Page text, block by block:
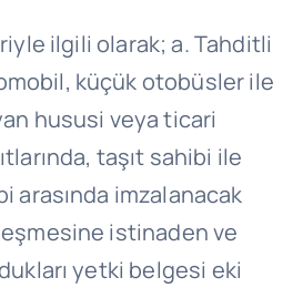
ilgili olarak; a. Tahditli
küçük otobüsler ile
hususi veya ticari
taşıt sahibi ile
arasında imzalanacak
istinaden ve
yetki belgesi eki